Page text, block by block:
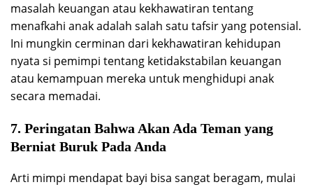
masalah keuangan atau kekhawatiran tentang
menafkahi anak adalah salah satu tafsir yang potensial.
Ini mungkin cerminan dari kekhawatiran kehidupan
nyata si pemimpi tentang ketidakstabilan keuangan
atau kemampuan mereka untuk menghidupi anak
secara memadai.
7. Peringatan Bahwa Akan Ada Teman yang
Berniat Buruk Pada Anda
Arti mimpi mendapat bayi bisa sangat beragam, mulai